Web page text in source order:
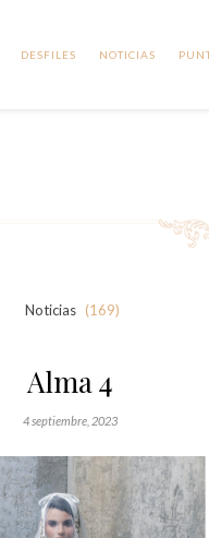
DESFILES NOTICIAS
Noticias (169)
Alma 4
4 septiembre, 2023